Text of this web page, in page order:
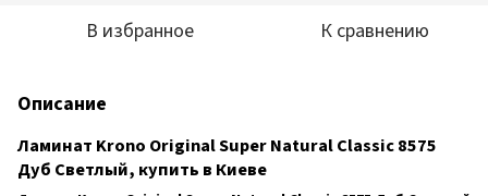
В избранное К сравнению
Описание
Ламинат Krono Original Super Natural Classic 8575
Дуб Светлый, купить в Киеве